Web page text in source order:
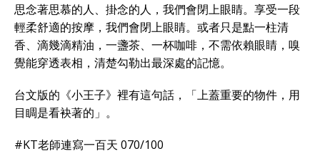
思念著思慕的人、掛念的人，我們會閉上眼睛。享受一段
輕柔舒適的按摩，我們會閉上眼睛。或者只是點一柱清
香、滴幾滴精油，一盞茶、一杯咖啡，不需依賴眼睛，嗅
覺能穿透表相，清楚勾勒出最深處的記憶。
台文版的《小王子》裡有這句話，「上蓋重要的物件，用
目睭是看袂著的」。
#KT老師連寫一百天 070/100